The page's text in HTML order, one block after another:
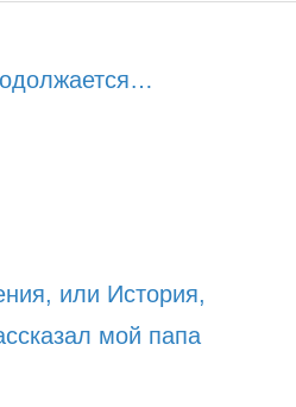
или История,
мой папа